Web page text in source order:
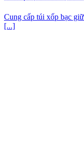
Cung cấp túi xốp bạc
[...]